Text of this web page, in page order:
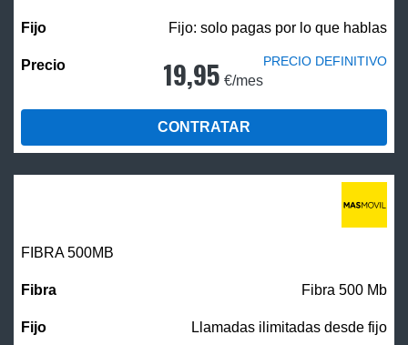
Fijo: solo pagas por lo que hablas
19,95 €/mes
PRECIO DEFINITIVO
CONTRATAR
FIBRA500MB
Fibra 500 Mb
Llamadas ilimitadas desde fijo